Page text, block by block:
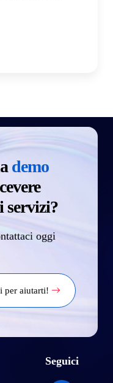
demo
servizi?
oggi
per aiutarti!
Seguici